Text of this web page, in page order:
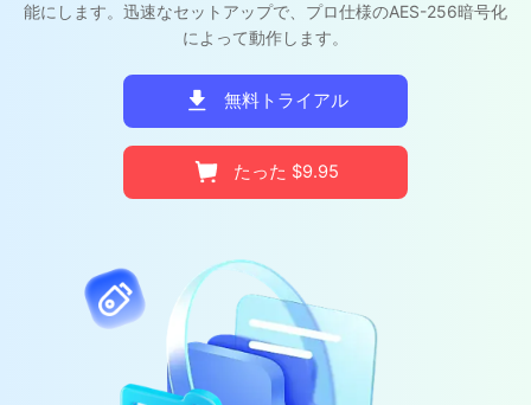
サポート
能にします。迅速なセットアップで、プロ仕様のAES-256暗号化
によって動作します。
無料トライアル
たった $9.95